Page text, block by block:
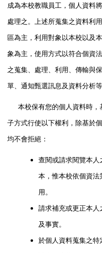
成為本校教職員工，個人資料
處理之。上述所蒐集之資料利
區為主，利用對象以本校以及
象為主，使用方式以符合個資
之蒐集、處理、利用、傳輸與
單、通知甄選訊息及資料分析
本校保有您的個人資料時，
子方式行使以下權利，除基於
均不會拒絕：
查閱或請求閱覽本人
本，惟本校依個資
用。
請求補充或更正本人
及事實。
於個人資料蒐集之特